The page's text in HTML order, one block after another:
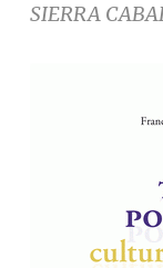
SIERRA